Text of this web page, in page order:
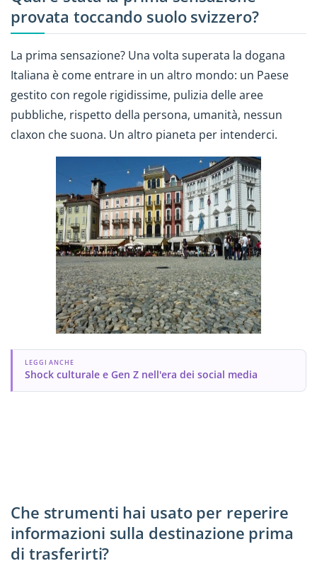
provata toccando suolo svizzero?
La prima sensazione? Una volta superata la dogana
Italiana è come entrare in un altro mondo: un Paese
gestito con regole rigidissime, pulizia delle aree
pubbliche, rispetto della persona, umanità, nessun
claxon che suona. Un altro pianeta per intenderci.
LEGGI ANCHE
Shock culturale e Gen Z nell'era dei social media
Che strumenti hai usato per reperire
informazioni sulla destinazione prima
di trasferirti?